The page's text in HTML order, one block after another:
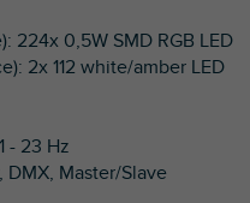
224x 0,5W SMD RGB LED
2x 112 white/amber LED
- 23 Hz
Master/Slave